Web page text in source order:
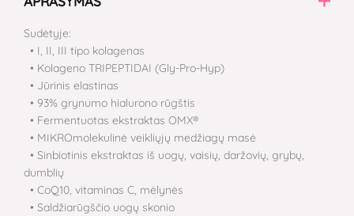
Sudėtyje:
• I, II, III tipo kolagenas
• Kolageno TRIPEPTIDAI (Gly-Pro-Hyp)
• Jūrinis elastinas
• 93% grynumo hialurono rūgštis
• Fermentuotas ekstraktas OMX®
• MIKROmolekulinė veikliųjų medžiagų masė
• Sinbiotinis ekstraktas iš uogų, vaisių, daržovių, grybų,
dumblių
• CoQ10, vitaminas C, mėlynės
• Saldžiarūgščio uogų skonio